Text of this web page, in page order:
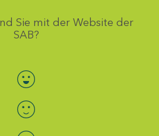
Sie mit der Website der
SAB?
Bewertung auswählen